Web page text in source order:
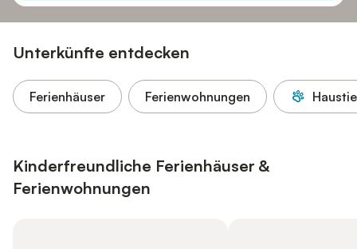
Unterkünfte entdecken
Ferienhäuser Ferienwohnungen
Kinderfreundliche Ferienhäuser &
Ferienwohnungen